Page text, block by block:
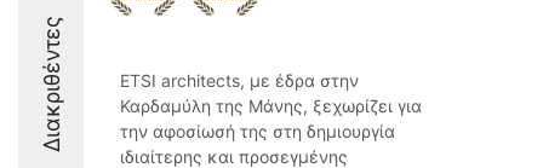
Διακριθέντες
ETSI architects, με έδρα στην
Καρδαμύλη της Μάνης, ξεχωρίζει για
την αφοσίωσή της στη δημιουργία
ιδιαίτερης και προσεγμένης